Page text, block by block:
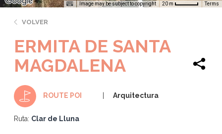
Image may be subject to copyright 20 m Terms
VOLVER
ERMITA DE SANTA
MAGDALENA
ROUTE POI Arquitectura
Ruta: Clar de Lluna